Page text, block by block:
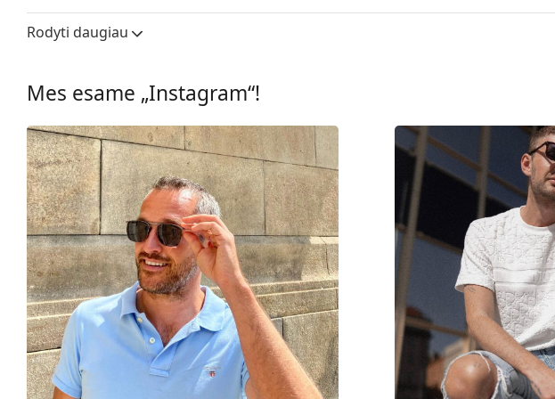
Lęšio plotis:
49 mm
Rėmelis
Rėmelio forma:
Apvalūs
Rėmelių spalva:
Pilka
Rėmelių medžiaga:
Plastikas
Dydis:
M
Plotis:
130 mm
Kojelės ilgis:
145 mm
Nosies tiltelio plotis:
24 mm
Svoris:
100 g
Reguliuojamos nosies
pagalvėlės:
Ne
Rodyti daugiau
Mes esame „Instagram“!